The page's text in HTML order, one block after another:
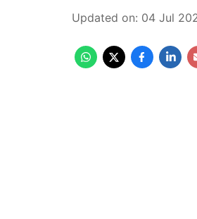
Updated on: 04 Jul